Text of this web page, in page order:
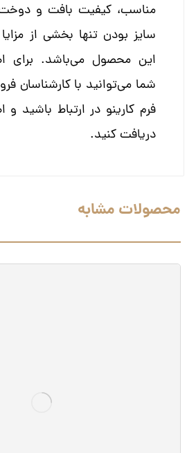
مناسب، کیفیت بافت و
سایز بودن تنها بخشی از
این محصول می‌باشد. برای
شما می‌توانید با کارشناسان
فرم کارینو در ارتباط باشید و
دریافت کنید.
محصولات مشابه